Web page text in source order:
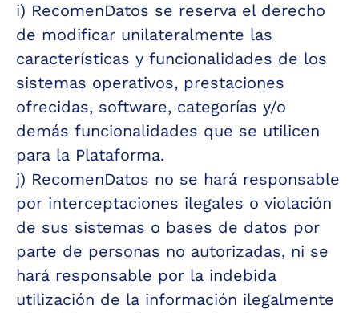
i) RecomenDatos se reserva el derecho
de modificar unilateralmente las
características y funcionalidades de los
sistemas operativos, prestaciones
ofrecidas, software, categorías y/o
demás funcionalidades que se utilicen
para la Plataforma.
j) RecomenDatos no se hará responsable
por interceptaciones ilegales o violación
de sus sistemas o bases de datos por
parte de personas no autorizadas, ni se
hará responsable por la indebida
utilización de la información ilegalmente